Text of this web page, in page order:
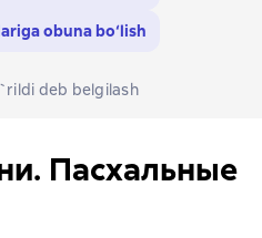
obuna bo‘lish
deb belgilash
Пасхальные